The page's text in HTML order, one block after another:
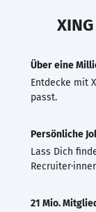
Über eine
Entdecke mit
passt.
Persönliche
Lass Dich
21 Mio.